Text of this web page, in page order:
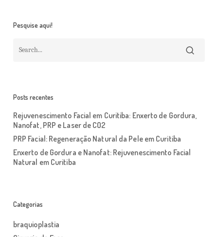
Pesquise aqui!
Posts recentes
Rejuvenescimento Facial em Curitiba: Enxerto de Gordura,
Nanofat, PRP e Laser de CO2
PRP Facial: Regeneração Natural da Pele em Curitiba
Enxerto de Gordura e Nanofat: Rejuvenescimento Facial
Natural em Curitiba
Categorias
braquioplastia